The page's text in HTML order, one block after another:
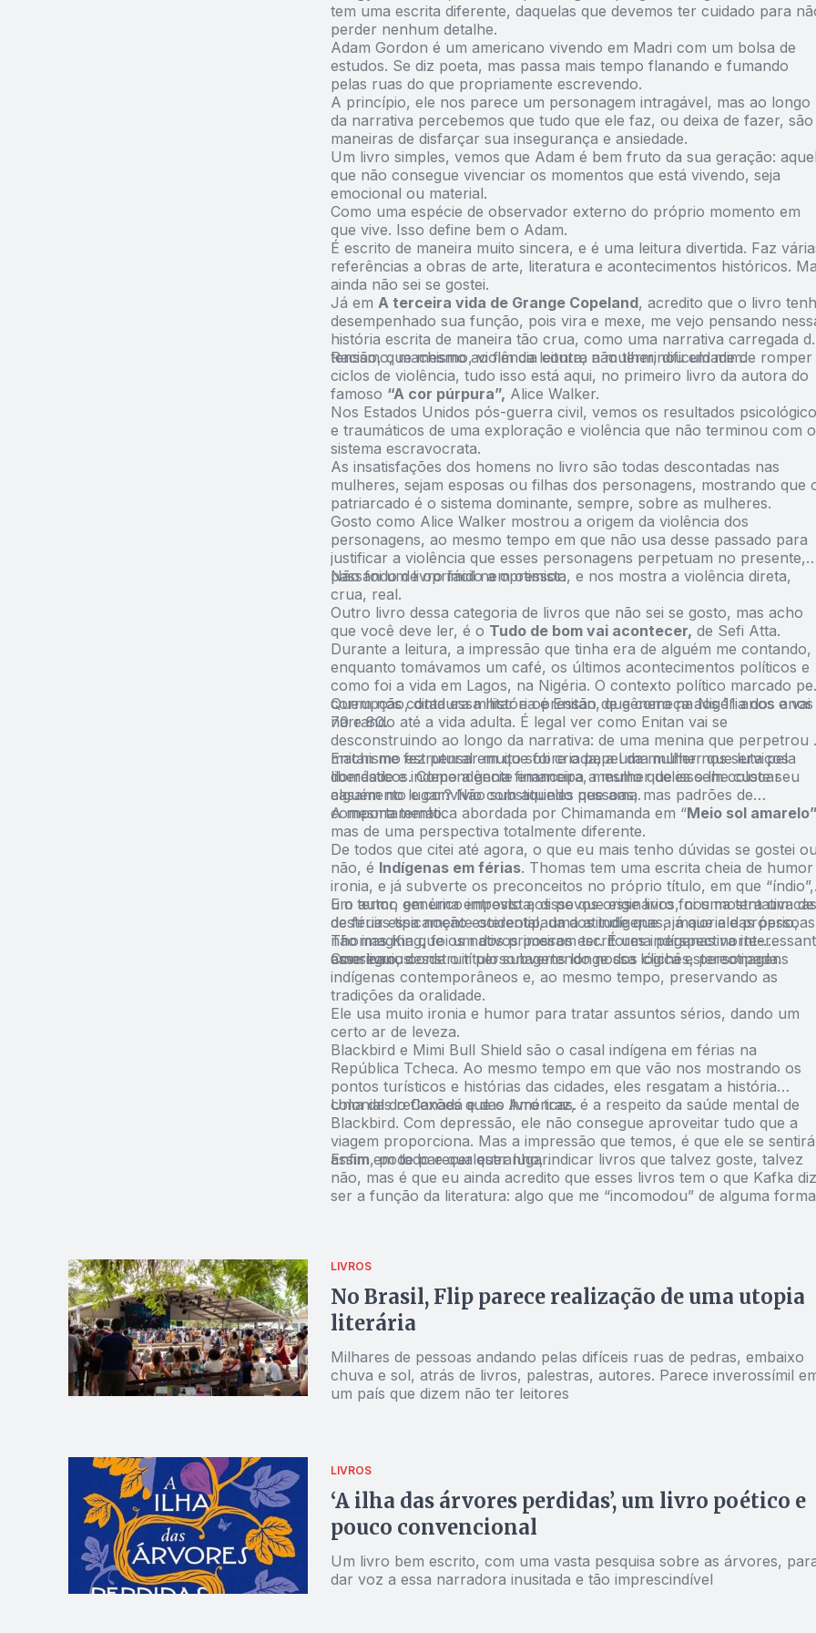
tem uma escrita diferente, daquelas que devemos ter cuidado para
perder nenhum detalhe.
Adam Gordon é um americano vivendo em Madri com um bolsa de
estudos. Se diz poeta, mas passa mais tempo flanando e fumando
pelas ruas do que propriamente escrevendo.
A princípio, ele nos parece um personagem intragável, mas ao longo
da narrativa percebemos que tudo que ele faz, ou deixa de fazer, são
maneiras de disfarçar sua insegurança e ansiedade.
Um livro simples, vemos que Adam é bem fruto da sua geração:
que não consegue vivenciar os momentos que está vivendo, seja
emocional ou material.
Como uma espécie de observador externo do próprio momento em
que vive. Isso define bem o Adam.
É escrito de maneira muito sincera, e é uma leitura divertida. Faz
referências a obras de arte, literatura e acontecimentos históricos.
ainda não sei se gostei.
Já em A terceira vida de Grange Copeland, acredito que o livro
desempenhado sua função, pois vira e mexe, me vejo pensando
história escrita de maneira tão crua, como uma narrativa carregada
tensão, que mesmo ao fim da leitura, não terminou em mim.
Racismo, machismo, violência contra a mulher, dificuldade de romper
ciclos de violência, tudo isso está aqui, no primeiro livro da autora do
famoso “A cor púrpura”, Alice Walker.
Nos Estados Unidos pós-guerra civil, vemos os resultados
e traumáticos de uma exploração e violência que não terminou com o
sistema escravocrata.
As insatisfações dos homens no livro são todas descontadas nas
mulheres, sejam esposas ou filhas dos personagens, mostrando que
patriarcado é o sistema dominante, sempre, sobre as mulheres.
Gosto como Alice Walker mostrou a origem da violência dos
personagens, ao mesmo tempo em que não usa desse passado para
justificar a violência que esses personagens perpetuam no presente,
passando de oprimido a opressor.
Não foi um livro fácil nem otimista, e nos mostra a violência direta,
crua, real.
Outro livro dessa categoria de livros que não sei se gosto, mas acho
que você deve ler, é o Tudo de bom vai acontecer, de Sefi Atta.
Durante a leitura, a impressão que tinha era de alguém me contando,
enquanto tomávamos um café, os últimos acontecimentos políticos e
como foi a vida em Lagos, na Nigéria. O contexto político marcado
corrupção, ditadura militar e opressão de gênero na Nigéria dos anos
70 e 80.
Quem nos conta essa história é Enitan, que começa aos 11 anos e vai
narrando até a vida adulta. É legal ver como Enitan vai se
desconstruindo ao longo da narrativa: de uma menina que perpetrou
machismo estrutural em que foi criada, a uma mulher que luta pela
liberdade e independência financeira, mesmo que isso lhe custe seu
casamento e convívio com aqueles que ama.
Enitan me fez pensar muito sobre o papel da mulher nos serviços
domésticos. Como a gente emancipa a mulher deles sem colocar
alguém no lugar? Não substituindo pessoas, mas padrões de
comportamento.
A mesma temática abordada por Chimamanda em “Meio sol amarelo”
mas de uma perspectiva totalmente diferente.
De todos que citei até agora, o que eu mais tenho dúvidas se gostei ou
não, é Indígenas em férias. Thomas tem uma escrita cheia de humor
ironia, e já subverte os preconceitos no próprio título, em que “índio”,
um termo genérico imposto aos povos originários, nos mostra um
de férias tipicamente ocidental, uma atitude que a maioria das pessoas
não imagina que os nativos possam ter. É uma perspectiva
esse livro, desde o título subvertendo nossa lógica estereotipada.
E o autor, em uma entrevista, disse que esse livro foi uma tentativa de
destruir essa noção estereotipada dos indígenas, já que ele próprio,
Thomas King, foi um dos primeiros escritores indígenas norte-
americanos.
Conseguiu construir personagens longe dos clichês, personagens
indígenas contemporâneos e, ao mesmo tempo, preservando as
tradições da oralidade.
Ele usa muito ironia e humor para tratar assuntos sérios, dando um
certo ar de leveza.
Blackbird e Mimi Bull Shield são o casal indígena em férias na
República Tcheca. Ao mesmo tempo em que vão nos mostrando os
pontos turísticos e histórias das cidades, eles resgatam a história
colonial do Canadá e das Américas.
Uma das reflexões que o livro traz, é a respeito da saúde mental de
Blackbird. Com depressão, ele não consegue aproveitar tudo que a
viagem proporciona. Mas a impressão que temos, é que ele se sentirá
assim em todo e qualquer lugar.
Enfim, pode parecer estranho, indicar livros que talvez goste, talvez
não, mas é que eu ainda acredito que esses livros tem o que Kafka
ser a função da literatura: algo que me “incomodou” de alguma
LIVROS
No Brasil, Flip parece realização de uma utopia
literária
Milhares de pessoas andando pelas difíceis ruas de pedras, embaixo
chuva e sol, atrás de livros, palestras, autores. Parece inverossímil
um país que dizem não ter leitores
LIVROS
‘A ilha das árvores perdidas’, um livro poético e
pouco convencional
Um livro bem escrito, com uma vasta pesquisa sobre as árvores,
dar voz a essa narradora inusitada e tão imprescindível